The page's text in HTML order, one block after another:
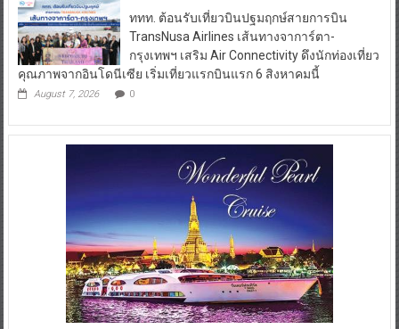
ททท. ต้อนรับเที่ยวบินปฐมฤกษ์สายการบิน
TransNusa Airlines เส้นทางจาการ์ตา-
กรุงเทพฯ เสริม Air Connectivity ดึงนักท่องเที่ยว
คุณภาพจากอินโดนีเซีย เริ่มเที่ยวแรกบินแรก 6 สิงหาคมนี้
August 7, 2026 0